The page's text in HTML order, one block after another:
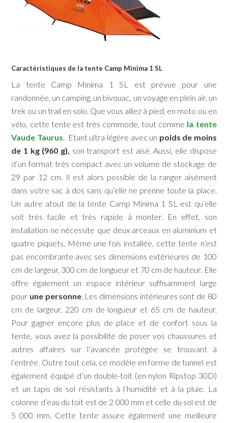
Caractéristiques de la tente Camp Minima 1 SL
La tente Camp Minima 1 SL est prévue pour une
randonnée, un camping, un bivouac, un voyage en plein air, un
trek ou un trail en solo. Que vous aillez à pied, en moto ou en
vélo, cette tente est très commode, tout comme la tente
Vaude Taurus. Etant ultra légère avec un poids de moins
de 1 kg (960 g), son transport est aisé. Aussi, elle dispose
d’un format très compact avec un volume de stockage de
29 par 12 cm. Il est alors possible de la ranger aisément
dans votre sac à dos sans qu’elle ne prenne toute la place.
Un autre atout de la tente Camp Minima 1 SL est qu’elle
soit très facile et très rapide à monter. En effet, son
installation ne nécessite que deux arceaux en aluminium et
quatre piquets. Même une fois installée, cette tente n’est
pas encombrante avec ses dimensions extérieures de 100
cm de largeur, 300 cm de longueur et 70 cm de hauteur. Elle
offre également un espace intérieur suffisamment large
pour une personne. Les dimensions intérieures sont de 80
cm de largeur, 220 cm de longueur et 65 cm de hauteur.
Pour gagner encore plus de place et de confort sous la
tente, vous avez la possibilité de poser vos chaussures et
autres affaires sur l’avancée protégée se trouvant à
l’entrée. Outre tout cela, ce modèle en forme de tunnel est
également équipé d’un double-toit (en nylon Ripstop 30D)
et un tapis de sol résistants à l’humidité et à la pluie. La
colonne d’eau du toit est de 2 000 mm et celle du sol est de
5 000 mm. Cette tente assure également une meilleure